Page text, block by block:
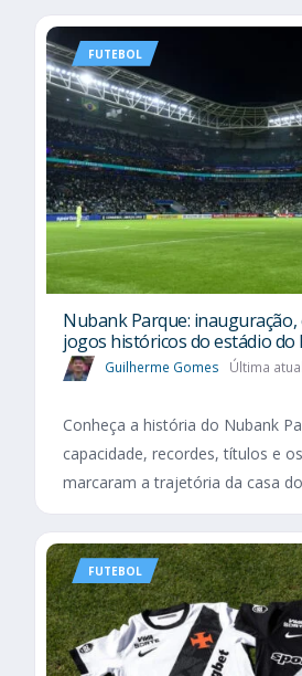
FUTEBOL
Nubank Parque: inauguração,
jogos históricos do estádio do
Guilherme Gomes Última
Conheça a história do Nubank
capacidade, recordes, títulos e
marcaram a trajetória da casa
FUTEBOL